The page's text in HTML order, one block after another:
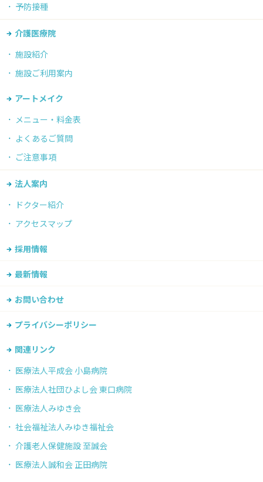
予防接種
介護医療院
施設紹介
施設ご利用案内
アートメイク
メニュー・料金表
よくあるご質問
ご注意事項
法人案内
ドクター紹介
アクセスマップ
採用情報
最新情報
お問い合わせ
プライバシーポリシー
関連リンク
医療法人平成会 小島病院
医療法人社団ひよし会 東口病院
医療法人みゆき会
社会福祉法人みゆき福祉会
介護老人保健施設 至誠会
医療法人誠和会 正田病院